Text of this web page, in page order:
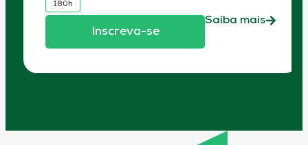
180h
Inscreva-se
Saiba mais